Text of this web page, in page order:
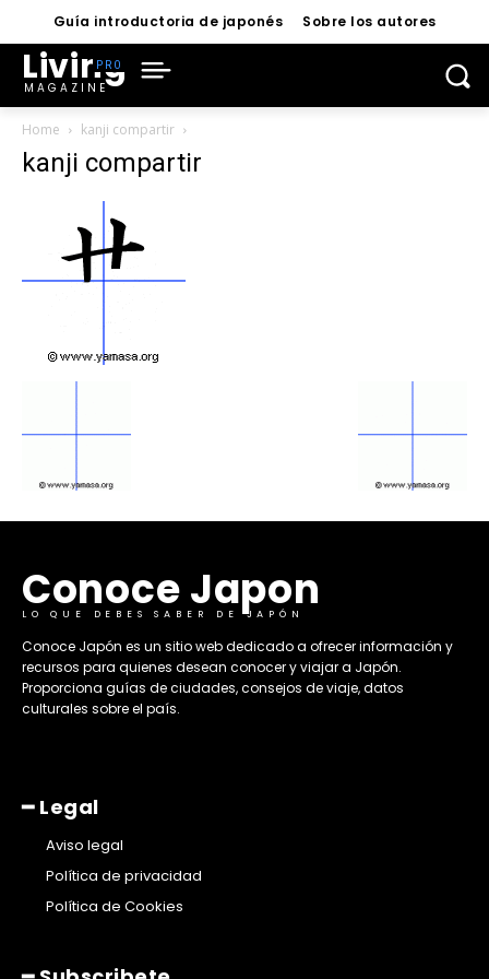
Guía introductoria de japonés Sobre los autores
Living
MAGAZINE
Home kanji compartir
kanji compartir
Conoce Japon
LO QUE DEBES SABER DE JAPÓN
​Conoce Japón es un sitio web dedicado a ofrecer información y
recursos para quienes desean conocer y viajar a Japón.
Proporciona guías de ciudades, consejos de viaje, datos
culturales sobre el país. ​
━ Legal
Aviso legal
Política de privacidad
Política de Cookies